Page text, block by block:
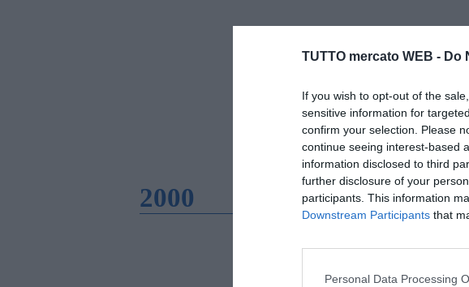
TUTTO mercato WEB - Do
If you wish to opt-out of the
sensitive information for
confirm your selection. Please
continue seeing interest-based
information disclosed to third
further disclosure of your
participants. This information
Downstream Participants that
Personal Data Processing
2000